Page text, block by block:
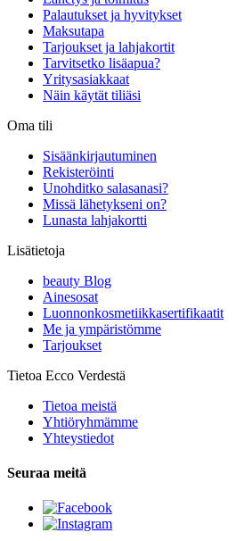
Palautukset ja hyvitykset
Maksutapa
Tarjoukset ja lahjakortit
Tarvitsetko lisäapua?
Yritysasiakkaat
Näin käytät tiliäsi
Oma tili
Sisäänkirjautuminen
Rekisteröinti
Unohditko salasanasi?
Missä lähetykseni on?
Lunasta lahjakortti
Lisätietoja
beauty Blog
Ainesosat
Luonnonkosmetiikkasertifikaatit
Me ja ympäristömme
Tarjoukset
Tietoa Ecco Verdestä
Tietoa meistä
Yhtiöryhmämme
Yhteystiedot
Seuraa meitä